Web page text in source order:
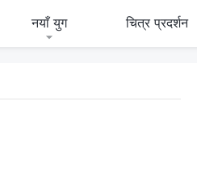
नयाँ युग चित्र प्रदर्शन